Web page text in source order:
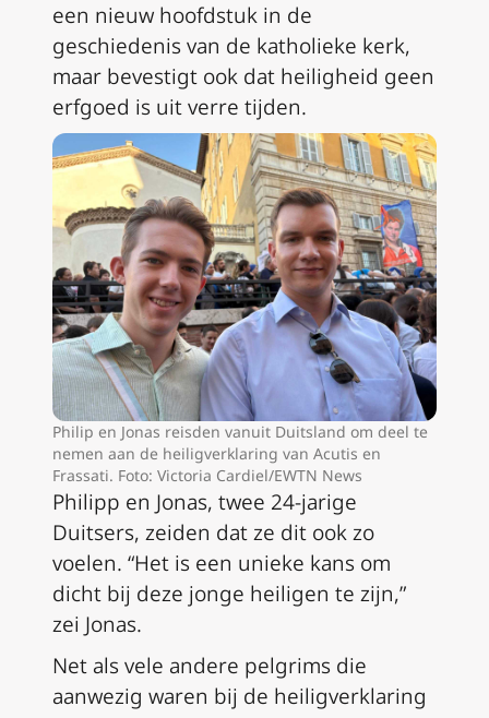
een nieuw hoofdstuk in de
geschiedenis van de katholieke kerk,
maar bevestigt ook dat heiligheid geen
erfgoed is uit verre tijden.
Philip en Jonas reisden vanuit Duitsland om deel te
nemen aan de heiligverklaring van Acutis en
Frassati. Foto: Victoria Cardiel/EWTN News
Philipp en Jonas, twee 24-jarige
Duitsers, zeiden dat ze dit ook zo
voelen. “Het is een unieke kans om
dicht bij deze jonge heiligen te zijn,”
zei Jonas.
Net als vele andere pelgrims die
aanwezig waren bij de heiligverklaring